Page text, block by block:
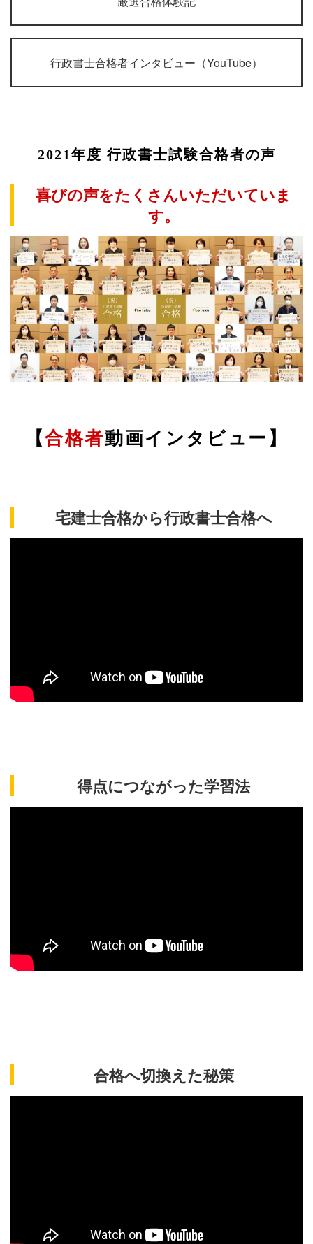
行政書士合格者インタビュー（YouTube）
2021年度 行政書士試験合格者の声
喜びの声をたくさんいただいていま
す。
【合格者動画インタビュー】
宅建士合格から行政書士合格へ
得点につながった学習法
合格へ切換えた秘策